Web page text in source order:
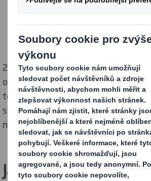
25 % spotřebitelů je aktivně proti
obaly z alternativních obnovitelných
tomu, že poptávka spotřebitelů po
stále roste, jsme stoprocentně
našim zákazníkům hledat inovativní
Jak vám můžeme